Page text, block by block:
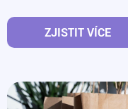
ZJISTIT VÍCE